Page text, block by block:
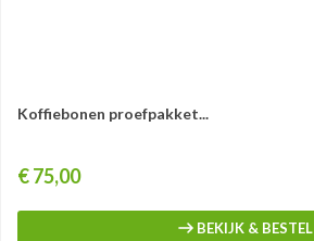
Koffiebonen proefpakket...
Prijs
€ 75,00
BEKIJK & BESTEL